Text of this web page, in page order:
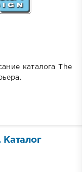
каталога The
Каталог